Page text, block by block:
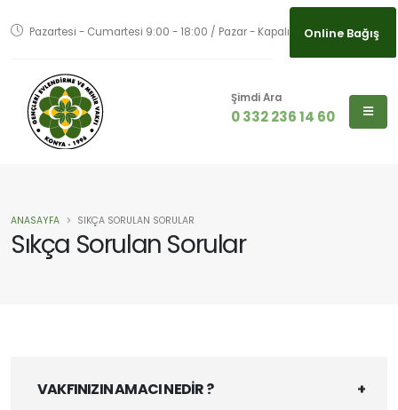
Pazartesi - Cumartesi 9:00 - 18:00 / Pazar - Kapalı Online Bağış
Şimdi Ara
0 332 236 14 60
Sıkça Sorulan Sorular
ANASAYFA SIKÇA SORULAN SORULAR
VAKFINIZIN AMACI NEDİR ?